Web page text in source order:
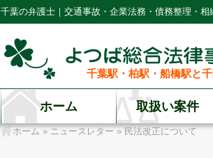
千葉の弁護士｜交通事故・企業法務・債務整理・
千葉駅・柏駅・船橋駅と
ホーム 取扱い案件
ホーム » ニュースレター » 民法改正について